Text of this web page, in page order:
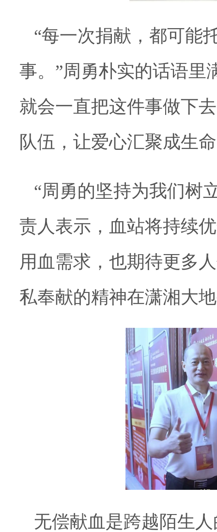
“每一次捐献，都可能
事。”周勇朴实的话语里
就会一直把这件事做下
队伍，让爱心汇聚成生
“周勇的坚持为我们树
责人表示，血站将持续
用血需求，也期待更多
私奉献的精神在潇湘大
无偿献血是跨越陌生